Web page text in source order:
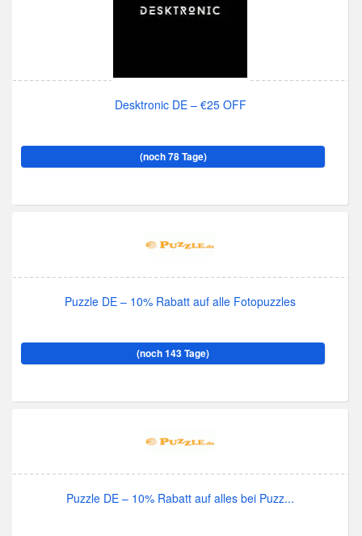
Desktronic DE – €25 OFF
(noch 78 Tage)
Puzzle DE – 10% Rabatt auf alle Fotopuzzles
(noch 143 Tage)
Puzzle DE – 10% Rabatt auf alles bei Puzz...